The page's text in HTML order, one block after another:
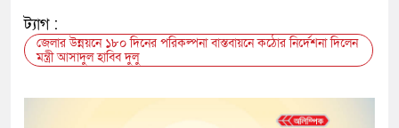
ট্যাগ :
জেলার উন্নয়নে ১৮০ দিনের পরিকল্পনা বাস্তবায়নে কঠোর নির্দেশনা দিলেন
মন্ত্রী আসাদুল হাবিব দুলু